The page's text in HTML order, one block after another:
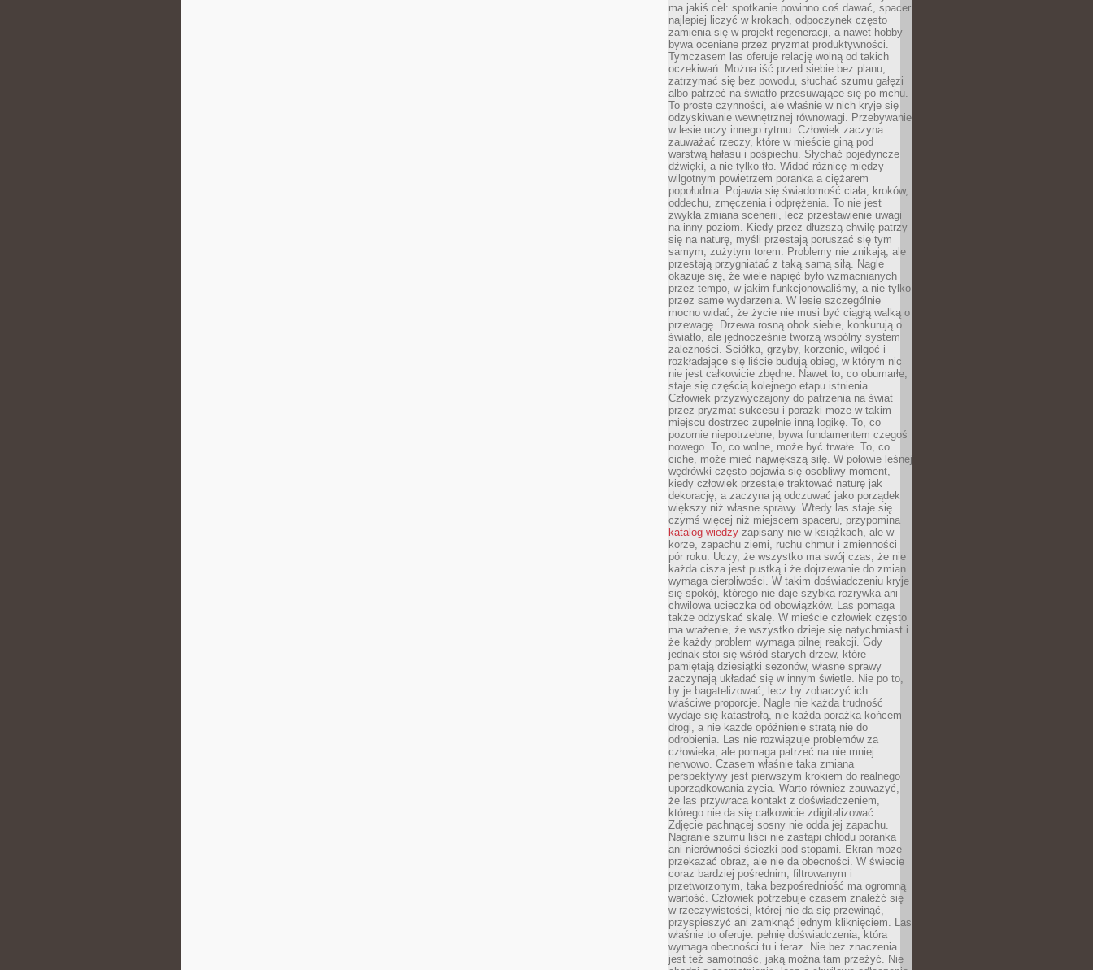
ma jakiś cel: spotkanie powinno coś dawać, spacer
najlepiej liczyć w krokach, odpoczynek często
zamienia się w projekt regeneracji, a nawet hobby
bywa oceniane przez pryzmat produktywności.
Tymczasem las oferuje relację wolną od takich
oczekiwań. Można iść przed siebie bez planu,
zatrzymać się bez powodu, słuchać szumu gałęzi
albo patrzeć na światło przesuwające się po mchu.
To proste czynności, ale właśnie w nich kryje się
odzyskiwanie wewnętrznej równowagi. Przebywanie
w lesie uczy innego rytmu. Człowiek zaczyna
zauważać rzeczy, które w mieście giną pod
warstwą hałasu i pośpiechu. Słychać pojedyncze
dźwięki, a nie tylko tło. Widać różnicę między
wilgotnym powietrzem poranka a ciężarem
popołudnia. Pojawia się świadomość ciała, kroków,
oddechu, zmęczenia i odprężenia. To nie jest
zwykła zmiana scenerii, lecz przestawienie uwagi
na inny poziom. Kiedy przez dłuższą chwilę patrzy
się na naturę, myśli przestają poruszać się tym
samym, zużytym torem. Problemy nie znikają, ale
przestają przygniatać z taką samą siłą. Nagle
okazuje się, że wiele napięć było wzmacnianych
przez tempo, w jakim funkcjonowaliśmy, a nie tylko
przez same wydarzenia. W lesie szczególnie
mocno widać, że życie nie musi być ciągłą walką o
przewagę. Drzewa rosną obok siebie, konkurują o
światło, ale jednocześnie tworzą wspólny system
zależności. Ściółka, grzyby, korzenie, wilgoć i
rozkładające się liście budują obieg, w którym nic
nie jest całkowicie zbędne. Nawet to, co obumarłe,
staje się częścią kolejnego etapu istnienia.
Człowiek przyzwyczajony do patrzenia na świat
przez pryzmat sukcesu i porażki może w takim
miejscu dostrzec zupełnie inną logikę. To, co
pozornie niepotrzebne, bywa fundamentem czegoś
nowego. To, co wolne, może być trwałe. To, co
ciche, może mieć największą siłę. W połowie leśnej
wędrówki często pojawia się osobliwy moment,
kiedy człowiek przestaje traktować naturę jak
dekorację, a zaczyna ją odczuwać jako porządek
większy niż własne sprawy. Wtedy las staje się
czymś więcej niż miejscem spaceru, przypomina
katalog wiedzy zapisany nie w książkach, ale w
korze, zapachu ziemi, ruchu chmur i zmienności
pór roku. Uczy, że wszystko ma swój czas, że nie
każda cisza jest pustką i że dojrzewanie do zmian
wymaga cierpliwości. W takim doświadczeniu kryje
się spokój, którego nie daje szybka rozrywka ani
chwilowa ucieczka od obowiązków. Las pomaga
także odzyskać skalę. W mieście człowiek często
ma wrażenie, że wszystko dzieje się natychmiast i
że każdy problem wymaga pilnej reakcji. Gdy
jednak stoi się wśród starych drzew, które
pamiętają dziesiątki sezonów, własne sprawy
zaczynają układać się w innym świetle. Nie po to,
by je bagatelizować, lecz by zobaczyć ich
właściwe proporcje. Nagle nie każda trudność
wydaje się katastrofą, nie każda porażka końcem
drogi, a nie każde opóźnienie stratą nie do
odrobienia. Las nie rozwiązuje problemów za
człowieka, ale pomaga patrzeć na nie mniej
nerwowo. Czasem właśnie taka zmiana
perspektywy jest pierwszym krokiem do realnego
uporządkowania życia. Warto również zauważyć,
że las przywraca kontakt z doświadczeniem,
którego nie da się całkowicie zdigitalizować.
Zdjęcie pachnącej sosny nie odda jej zapachu.
Nagranie szumu liści nie zastąpi chłodu poranka
ani nierówności ścieżki pod stopami. Ekran może
przekazać obraz, ale nie da obecności. W świecie
coraz bardziej pośrednim, filtrowanym i
przetworzonym, taka bezpośredniość ma ogromną
wartość. Człowiek potrzebuje czasem znaleźć się
w rzeczywistości, której nie da się przewinąć,
przyspieszyć ani zamknąć jednym kliknięciem. Las
właśnie to oferuje: pełnię doświadczenia, która
wymaga obecności tu i teraz. Nie bez znaczenia
jest też samotność, jaką można tam przeżyć. Nie